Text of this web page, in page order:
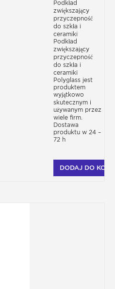
Podkład
zwiększający
przyczepność
do szkła i
ceramiki
Podkład
zwiększający
przyczepność
do szkła i
ceramiki
Polyglass jest
produktem
wyjątkowo
skutecznym i
używanym przez
wiele firm.
Dostawa
produktu w 24 –
72 h
DODAJ DO